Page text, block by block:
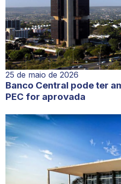
25 de maio de 2026
Banco Central pode ter
PEC for aprovada